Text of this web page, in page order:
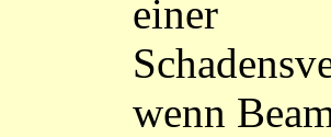
einer
wenn